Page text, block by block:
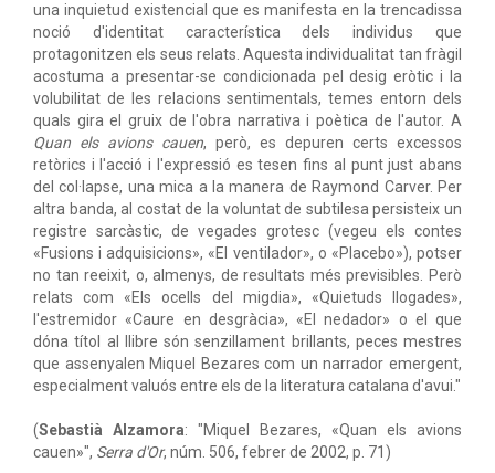
una inquietud existencial que es manifesta en la trencadissa
noció d'identitat característica dels individus que
protagonitzen els seus relats. Aquesta individualitat tan fràgil
acostuma a presentar-se condicionada pel desig eròtic i la
volubilitat de les relacions sentimentals, temes entorn dels
quals gira el gruix de l'obra narrativa i poètica de l'autor. A
Quan els avions cauen, però, es depuren certs excessos
retòrics i l'acció i l'expressió es tesen fins al punt just abans
del col·lapse, una mica a la manera de Raymond Carver. Per
altra banda, al costat de la voluntat de subtilesa persisteix un
registre sarcàstic, de vegades grotesc (vegeu els contes
«Fusions i adquisicions», «El ventilador», o «Placebo»), potser
no tan reeixit, o, almenys, de resultats més previsibles. Però
relats com «Els ocells del migdia», «Quietuds llogades»,
l'estremidor «Caure en desgràcia», «El nedador» o el que
dóna títol al llibre són senzillament brillants, peces mestres
que assenyalen Miquel Bezares com un narrador emergent,
especialment valuós entre els de la literatura catalana d'avui."
(Sebastià Alzamora: "Miquel Bezares, «Quan els avions
cauen»", Serra d'Or, núm. 506, febrer de 2002, p. 71)